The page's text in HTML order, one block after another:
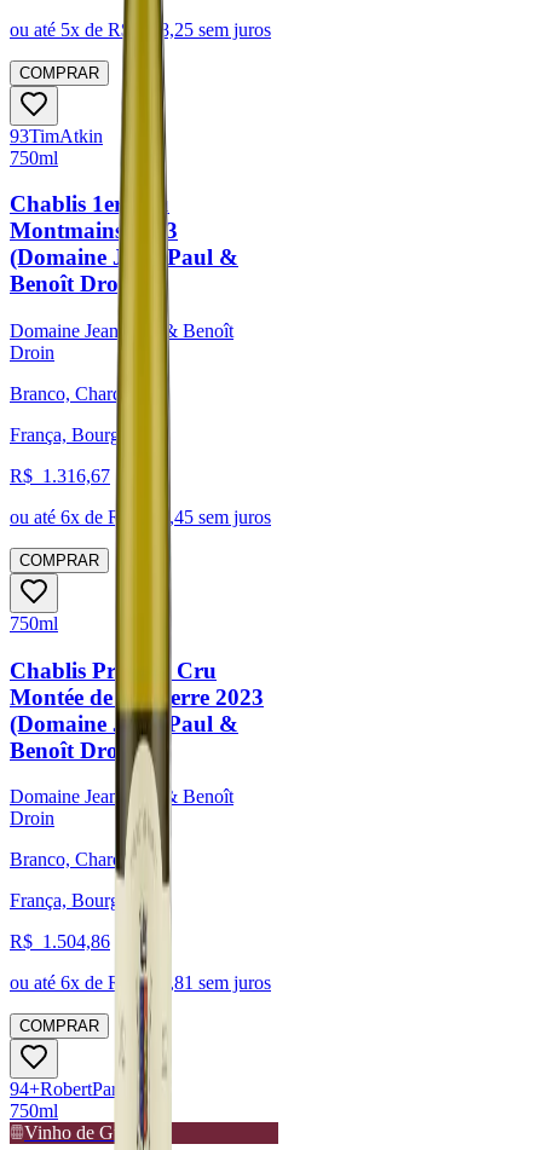
ou até 5x de R$ 238,25 sem juros
COMPRAR
93TimAtkin
750ml
Chablis 1er Cru
Montmains 2023
(Domaine Jean-Paul &
Benoît Droin)
Domaine Jean-Paul & Benoît
Droin
Branco, Chardonnay
França, Bourgogne
R$ 1.316,67
ou até 6x de R$ 219,45 sem juros
COMPRAR
750ml
Chablis Premier Cru
Montée de Tonnerre 2023
(Domaine Jean-Paul &
Benoît Droin)
Domaine Jean-Paul & Benoît
Droin
Branco, Chardonnay
França, Bourgogne
R$ 1.504,86
ou até 6x de R$ 250,81 sem juros
COMPRAR
94+RobertParker
750ml
Vinho de Guarda